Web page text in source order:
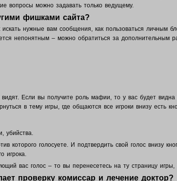
вопросы можно задавать только ведущему.
фишками сайта?
нужные вам сообщения, как пользоваться личным
непонятным – можно обратиться за
Если вы получите роль мафии, то у вас будет
в тему игры, где общаются все игроки внизу есть
убийства.
которого голосуете. И подтвердить свой голос внизу
игрока.
вас голос – то вы перенесетесь на ту страницу игры,
проверку комиссар и лечение доктор?